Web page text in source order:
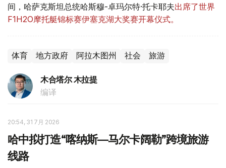
间，哈萨克斯坦总统哈斯穆-卓玛尔特·托卡耶夫出席了世界
F1H2O摩托艇锦标赛伊塞克湖大奖赛开幕仪式。
体育 地方政府 阿拉木图州 社会 旅游
木合塔尔 木拉提
编译
20:54, 31 7月 2026
哈中拟打造“喀纳斯—马尔卡阔勒”跨境旅游
线路